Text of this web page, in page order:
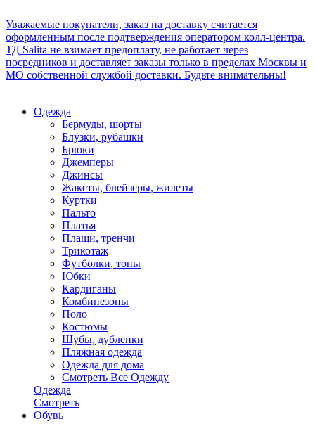
Уважаемые покупатели, заказ на доставку считается
оформленным после подтверждения оператором колл-центра.
ТД Salita не взимает предоплату, не работает через
посредников и доставляет заказы только в пределах Москвы и
МО собственной службой доставки. Будьте внимательны!
Одежда
Бермуды, шорты
Блузки, рубашки
Брюки
Джемперы
Джинсы
Жакеты, блейзеры, жилеты
Куртки
Пальто
Платья
Плащи, тренчи
Трикотаж
Футболки, топы
Юбки
Кардиганы
Комбинезоны
Поло
Костюмы
Шубы, дубленки
Пляжная одежда
Одежда для дома
Смотреть Все Одежду
Одежда
Смотреть
Обувь